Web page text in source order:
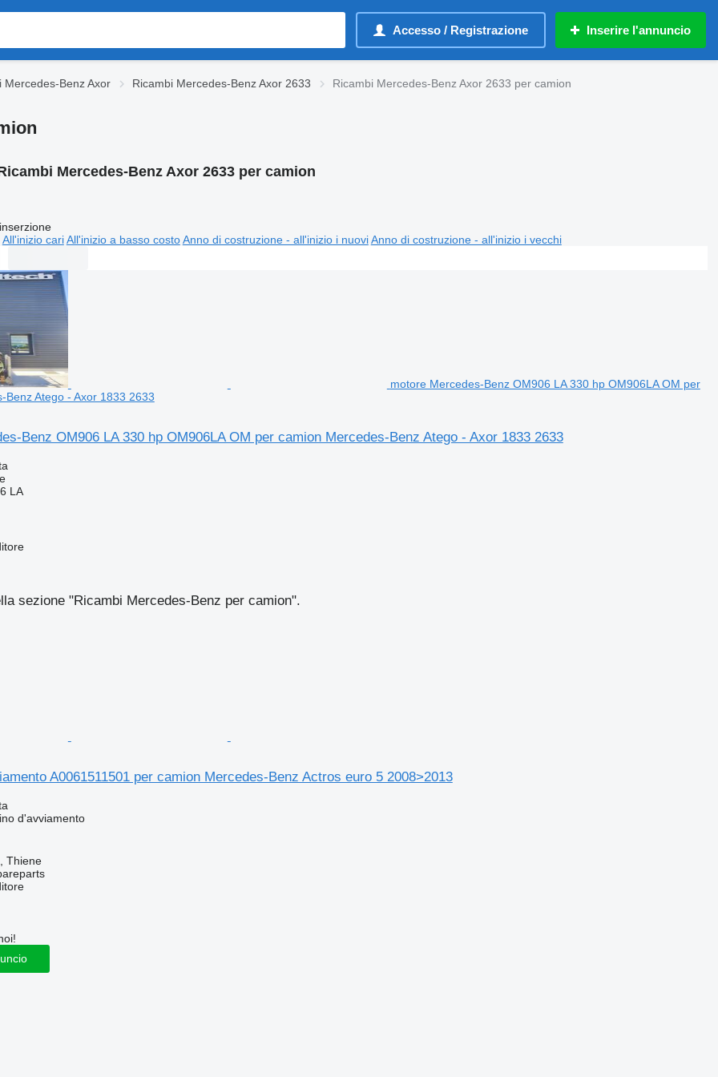
Accesso / Registrazione Inserire l'annuncio
Mercedes-Benz Axor Ricambi Mercedes-Benz Axor 2633 Ricambi Mercedes-Benz Axor 2633 per camion
Mercedes-Benz Axor 2633 per camion
All'inizio cari All'inizio a basso costo Anno di costruzione - all'inizio i nuovi Anno di costruzione - all'inizio i vecchi
motore Mercedes-Benz OM906 LA 330 hp OM906LA OM per
Benz Atego - Axor 1833 2633
Benz OM906 LA 330 hp OM906LA OM per camion Mercedes-Benz Atego - Axor 1833 2633
LA
sezione "Ricambi Mercedes-Benz per camion".
A0061511501 per camion Mercedes-Benz Actros euro 5 2008>2013
d'avviamento
Thiene